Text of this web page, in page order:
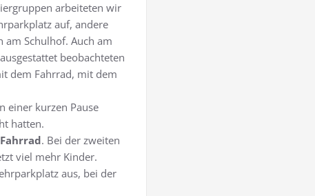
arbeiteten wir
auf, andere
am Schulhof. Auch am
beobachteten
dem Fahrrad, mit dem
einer kurzen Pause
hatten.
. Bei der zweiten
viel mehr Kinder.
aus, bei der